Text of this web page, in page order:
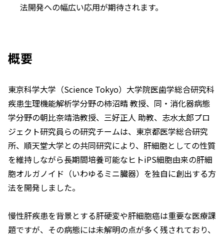
法開発への幅広い応用が期待されます。
概要
東京科学大学（Science Tokyo）大学院医歯学総合研究科
疾患生理機能解析学分野の柿沼晴 教授、同・消化器病態
学分野の朝比奈靖浩教授、三好正人 助教、志水太郎プロ
ジェクト研究員らの研究チームは、東京都医学総合研究
所、順天堂大学との共同研究により、肝細胞としての性質
を維持しながら長期間培養可能なヒトiPS細胞由来の肝細
胞オルガノイド（いわゆるミニ臓器）を独自に創出する方
法を開発しました。
慢性肝疾患を背景とする肝硬変や肝細胞癌は重要な医療課
題ですが、その病態には未解明の点が多く残されており、